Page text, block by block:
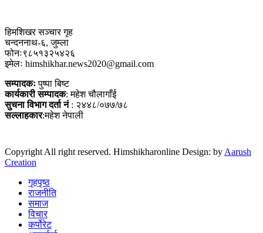
हिमशिखर सञ्चार गृह
चन्दननाथ-६, जुम्ला
फोनः९८५१३२५४२६
इमेलः himshikhar.news2020@gmail.com
सम्पादकःपुष्पा बिष्ट
कार्यकारी सम्पादक: महेश चौलागाँई
सुचना विभाग दर्ता नं: २४४८/०७७/७८
सल्लाहकार:महेश नेपाली
Copyright All right reserved. Himshikharonline Design: byAarush
Creation
गृहपृष्ठ
राजनीति
समाज
विचार
कर्पोरेट